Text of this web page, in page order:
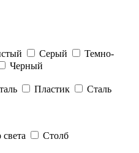
Серый
Темно-
Черный
Пластик
Сталь
Столб